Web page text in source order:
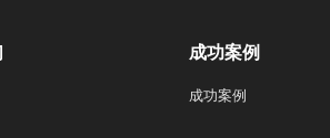
成功案例
成功案例